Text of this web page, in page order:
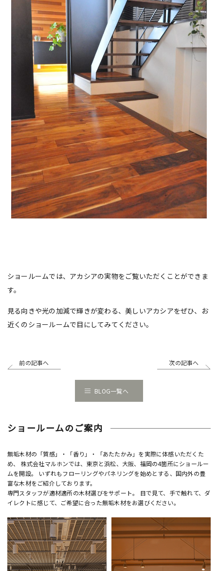
ショールームでは、アカシアの実物をご覧いただくことができま
す。
見る向きや光の加減で輝きが変わる、美しいアカシアをぜひ、お
近くのショールームで目にしてみてください。
前の記事へ 次の記事へ
BLOG一覧へ
ショールームのご案内
無垢木材の「質感」・「香り」・「あたたかみ」を実際に体感いただくた
め、 株式会社マルホンでは、東京と浜松、大阪、福岡の4箇所にショールー
ムを開設。 いずれもフローリングやパネリングを始めとする、国内外の豊
富な木材をご紹介しております。
専門スタッフが適材適所の木材選びをサポート。 目で見て、手で触れて、ダ
イレクトに感じて、ご希望に合った無垢木材をお選びください。